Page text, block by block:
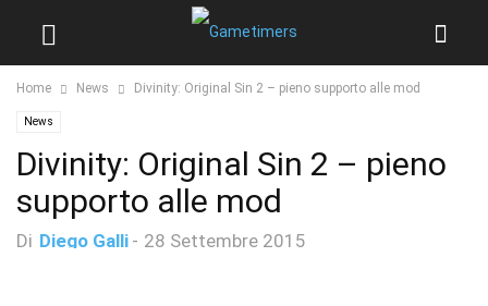
Home News Divinity: Original Sin 2 – pieno supporto alle mod
News
Divinity: Original Sin 2 – pieno
supporto alle mod
Di Diego Galli - 28 Settembre 2015